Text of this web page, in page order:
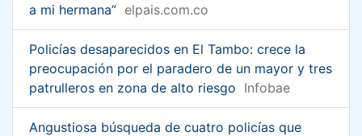
a mi hermana” elpais.com.co
Policías desaparecidos en El Tambo: crece la
preocupación por el paradero de un mayor y tres
patrulleros en zona de alto riesgo Infobae
Angustiosa búsqueda de cuatro policías que